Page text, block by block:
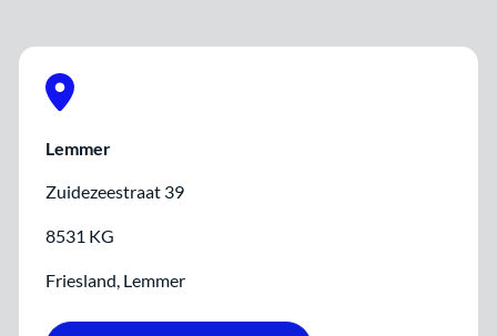
Lemmer
Zuidezeestraat 39
8531 KG
Friesland, Lemmer